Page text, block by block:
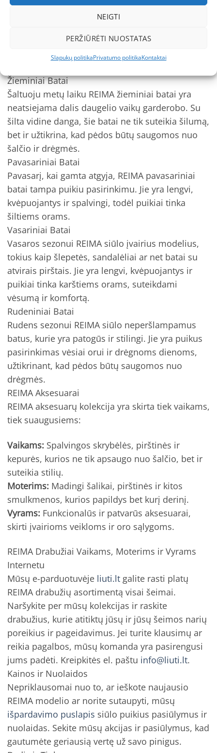
NEIGTI
PERŽIŪRĖTI NUOSTATAS
Slapukų politikaPrivatumo politikaKontaktai
REIMA Batai Skirtingiems Sezonams
laikams. Nuo vasarinių šlepetės iki žieminės
avalynės, kiekvienas gali rasti sau tinkamą
Žieminiai Batai
Šaltuoju metų laiku REIMA žieminiai batai yra
neatsiejama dalis daugelio vaikų garderobo. Su
šilta vidine danga, šie batai ne tik suteikia šilumą,
bet ir užtikrina, kad pėdos būtų saugomos nuo
šalčio ir drėgmės.
Pavasariniai Batai
Pavasarį, kai gamta atgyja, REIMA pavasariniai
batai tampa puikiu pasirinkimu. Jie yra lengvi,
kvėpuojantys ir spalvingi, todėl puikiai tinka
šiltiems orams.
Vasariniai Batai
Vasaros sezonui REIMA siūlo įvairius modelius,
tokius kaip šlepetės, sandalėliai ar net batai su
atvirais pirštais. Jie yra lengvi, kvėpuojantys ir
puikiai tinka karštiems orams, suteikdami
vėsumą ir komfortą.
Rudeniniai Batai
Rudens sezonui REIMA siūlo neperšlampamus
batus, kurie yra patogūs ir stilingi. Jie yra puikus
pasirinkimas vėsiai orui ir drėgnoms dienoms,
užtikrinant, kad pėdos būtų saugomos nuo
drėgmės.
REIMA Aksesuarai
REIMA aksesuarų kolekcija yra skirta tiek vaikams,
tiek suaugusiems:
Vaikams: Spalvingos skrybėlės, pirštinės ir
kepurės, kurios ne tik apsaugo nuo šalčio, bet ir
suteikia stilių.
Moterims: Madingi šalikai, pirštinės ir kitos
smulkmenos, kurios papildys bet kurį derinį.
Vyrams: Funkcionalūs ir patvarūs aksesuarai,
skirti įvairioms veikloms ir oro sąlygoms.
REIMA Drabužiai Vaikams, Moterims ir Vyrams
Internetu
Mūsų e-parduotuvėje liuti.lt galite rasti platų
REIMA drabužių asortimentą visai šeimai.
Naršykite per mūsų kolekcijas ir raskite
drabužius, kurie atitiktų jūsų ir jūsų šeimos narių
poreikius ir pageidavimus. Jei turite klausimų ar
reikia pagalbos, mūsų komanda yra pasirengusi
jums padėti. Kreipkitės el. paštu info@liuti.lt.
Kainos ir Nuolaidos
Nepriklausomai nuo to, ar ieškote naujausio
REIMA modelio ar norite sutaupyti, mūsų
išpardavimo puslapis siūlo puikius pasiūlymus ir
nuolaidas. Sekite mūsų akcijas ir pasiūlymus, kad
gautumėte geriausią vertę už savo pinigus.